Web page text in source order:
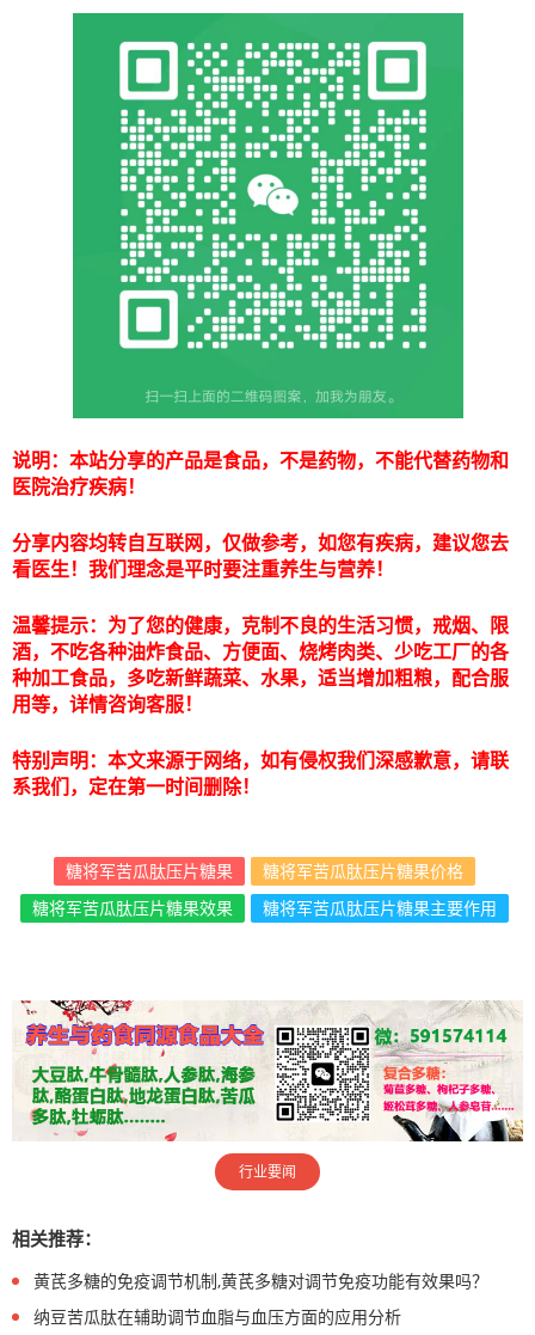
说明：本站分享的产品是食品，不是药物，不能代替药物和
医院治疗疾病！
分享内容均转自互联网，仅做参考，如您有疾病，建议您去
看医生！我们理念是平时要注重养生与营养！
温馨提示：为了您的健康，克制不良的生活习惯，戒烟、限
酒，不吃各种油炸食品、方便面、烧烤肉类、少吃工厂的各
种加工食品，多吃新鲜蔬菜、水果，适当增加粗粮，配合服
用等，详情咨询客服！
特别声明：本文来源于网络，如有侵权我们深感歉意，请联
系我们，定在第一时间删除！
糖将军苦瓜肽压片糖果
糖将军苦瓜肽压片糖果价格
糖将军苦瓜肽压片糖果效果
糖将军苦瓜肽压片糖果主要作用
行业要闻
相关推荐：
黄芪多糖的免疫调节机制,黄芪多糖对调节免疫功能有效果吗？
纳豆苦瓜肽在辅助调节血脂与血压方面的应用分析